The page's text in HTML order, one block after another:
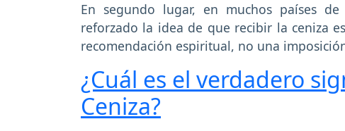
En segundo lugar, en muchos países
reforzado la idea de que recibir la ceniza
recomendación espiritual, no una
¿Cuál es el verdadero
Ceniza?